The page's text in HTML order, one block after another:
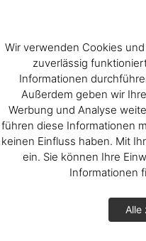
Wir verwenden Cookies
zuverlässig
Informationen
Außerdem geben wir
Werbung und Analyse
führen diese Informationen
keinen Einfluss haben. Mit
ein. Sie können Ihre
Informationen
Alle